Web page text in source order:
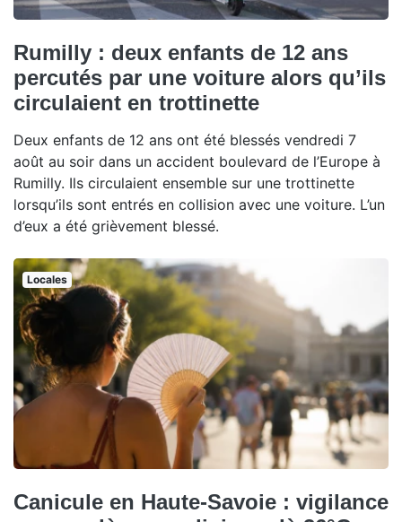
Rumilly : deux enfants de 12 ans
percutés par une voiture alors qu’ils
circulaient en trottinette
Deux enfants de 12 ans ont été blessés vendredi 7
août au soir dans un accident boulevard de l’Europe à
Rumilly. Ils circulaient ensemble sur une trottinette
lorsqu’ils sont entrés en collision avec une voiture. L’un
d’eux a été grièvement blessé.
Locales
Canicule en Haute-Savoie : vigilance